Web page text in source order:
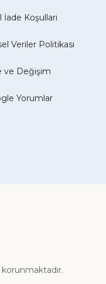
İade Koşullari
Veriler Politikası
ve Değişim
Yorumlar